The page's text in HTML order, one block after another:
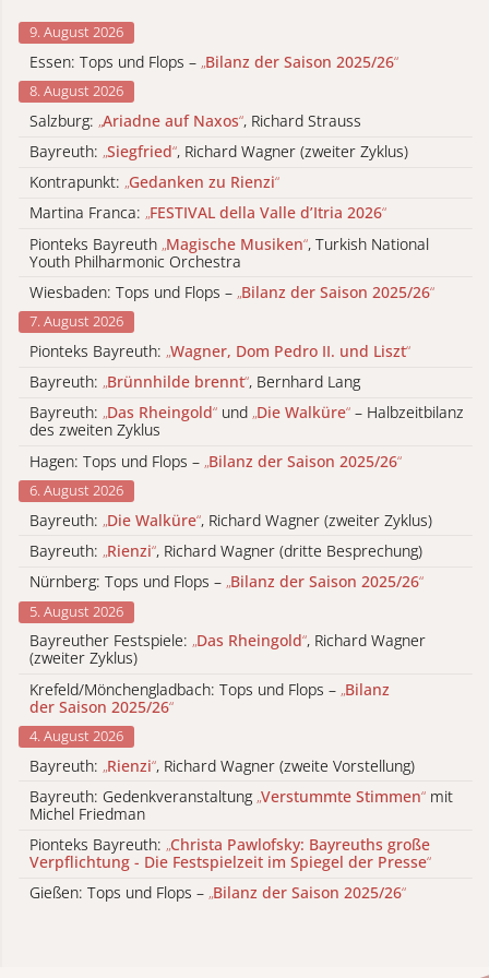
9. August 2026
Essen: Tops und Flops – „Bilanz der Saison 2025/26“
8. August 2026
Salzburg: „Ariadne auf Naxos“, Richard Strauss
Bayreuth: „Siegfried“, Richard Wagner (zweiter Zyklus)
Kontrapunkt: „Gedanken zu Rienzi“
Martina Franca: „FESTIVAL della Valle d’Itria 2026“
Pionteks Bayreuth „Magische Musiken“, Turkish National
Youth Philharmonic Orchestra
Wiesbaden: Tops und Flops – „Bilanz der Saison 2025/26“
7. August 2026
Pionteks Bayreuth: „Wagner, Dom Pedro II. und Liszt“
Bayreuth: „Brünnhilde brennt“, Bernhard Lang
Bayreuth: „Das Rheingold“ und „Die Walküre“ – Halbzeitbilanz
des zweiten Zyklus
Hagen: Tops und Flops – „Bilanz der Saison 2025/26“
6. August 2026
Bayreuth: „Die Walküre“, Richard Wagner (zweiter Zyklus)
Bayreuth: „Rienzi“, Richard Wagner (dritte Besprechung)
Nürnberg: Tops und Flops – „Bilanz der Saison 2025/26“
5. August 2026
Bayreuther Festspiele: „Das Rheingold“, Richard Wagner
(zweiter Zyklus)
Krefeld/Mönchengladbach: Tops und Flops – „Bilanz
der Saison 2025/26“
4. August 2026
Bayreuth: „Rienzi“, Richard Wagner (zweite Vorstellung)
Bayreuth: Gedenkveranstaltung „Verstummte Stimmen“ mit
Michel Friedman
Pionteks Bayreuth: „Christa Pawlofsky: Bayreuths große
Verpflichtung - Die Festspielzeit im Spiegel der Presse“
Gießen: Tops und Flops – „Bilanz der Saison 2025/26“